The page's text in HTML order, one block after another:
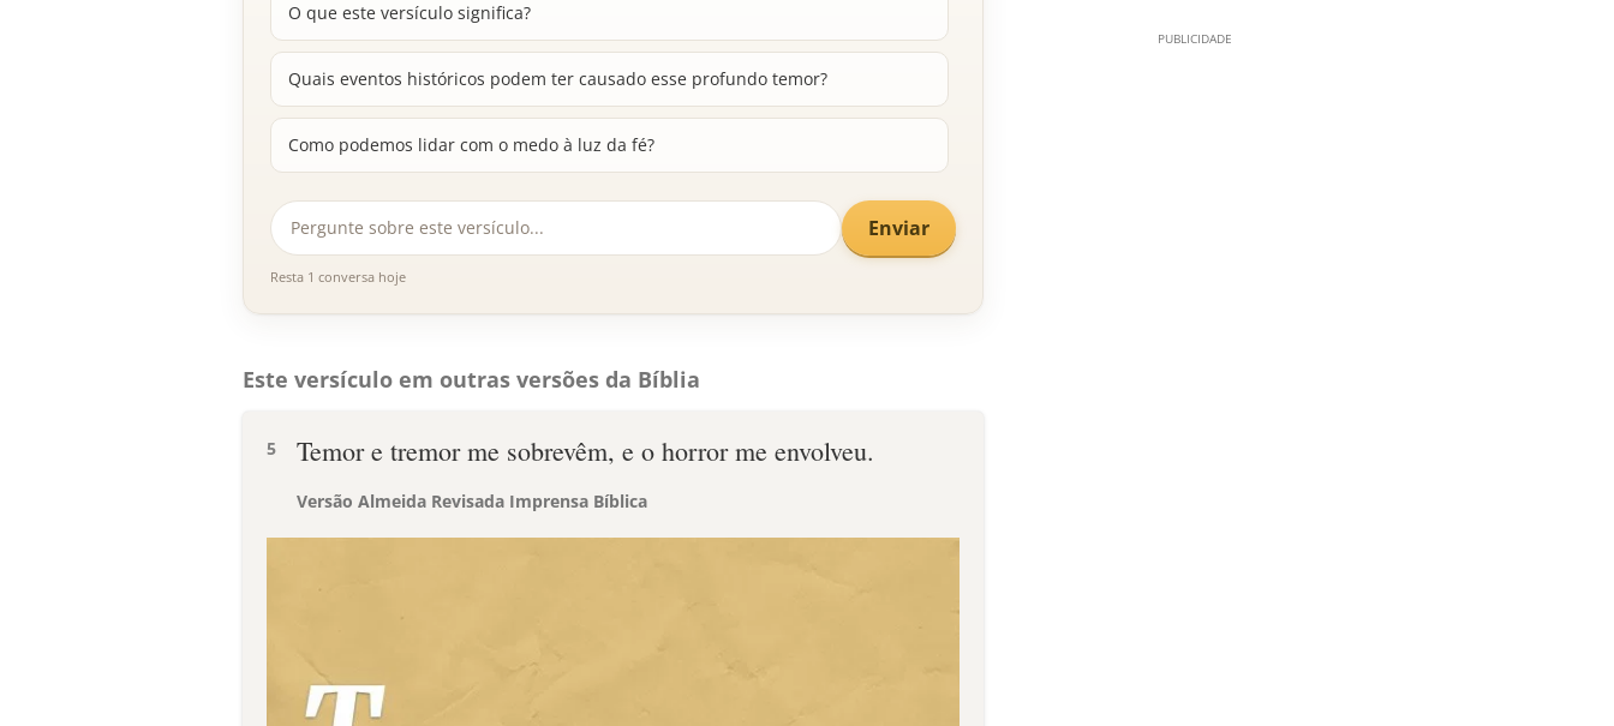
O que este versículo significa?
Quais eventos históricos podem ter causado esse profundo temor?
Como podemos lidar com o medo à luz da fé?
Enviar
Resta 1 conversa hoje
Este versículo em outras versões da Bíblia
5 Temor e tremor me sobrevêm, e o horror me envolveu.
Versão Almeida Revisada Imprensa Bíblica